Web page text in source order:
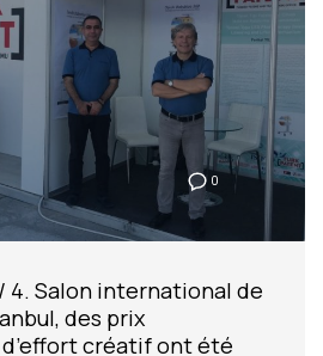
0
/ 4. Salon international de
des prix
créatif ont été